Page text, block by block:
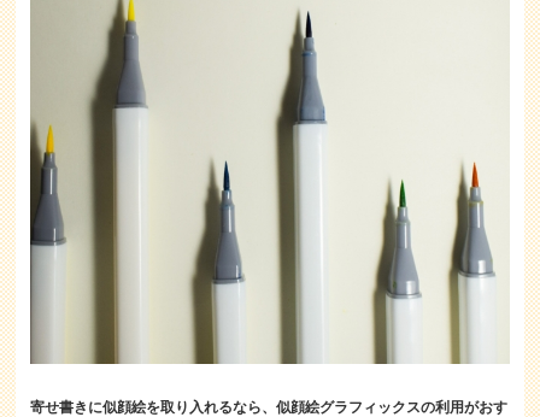
寄せ書きに似顔絵を取り入れるなら、似顔絵グラフィックスの利用がおす